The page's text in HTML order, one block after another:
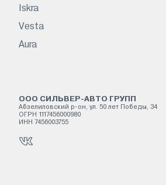
Iskra
Vesta
Aura
ООО СИЛЬВЕР-АВТО ГРУПП
Абзелиловский р-он, ул. 50 лет Победы, 34
ОГРН 1117456000980
ИНН 7456003755